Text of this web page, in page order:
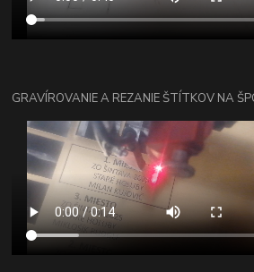
GRAVÍROVANIE A REZANIE ŠTÍTKOV NA